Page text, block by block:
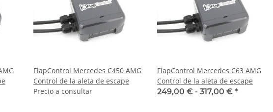
FlapControl Mercedes C450 AMG
Control de la aleta de escape
Precio a consultar
FlapControl Mercedes C63 AMG
Control de la aleta de escape
249,00 € - 317,00 € *